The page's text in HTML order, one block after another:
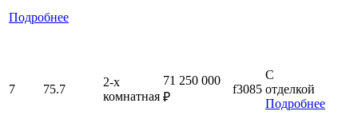
Подробнее
7 75.7
2-x
комнатная
71 250 000
₽
f3085
С
отделкой
Подробнее